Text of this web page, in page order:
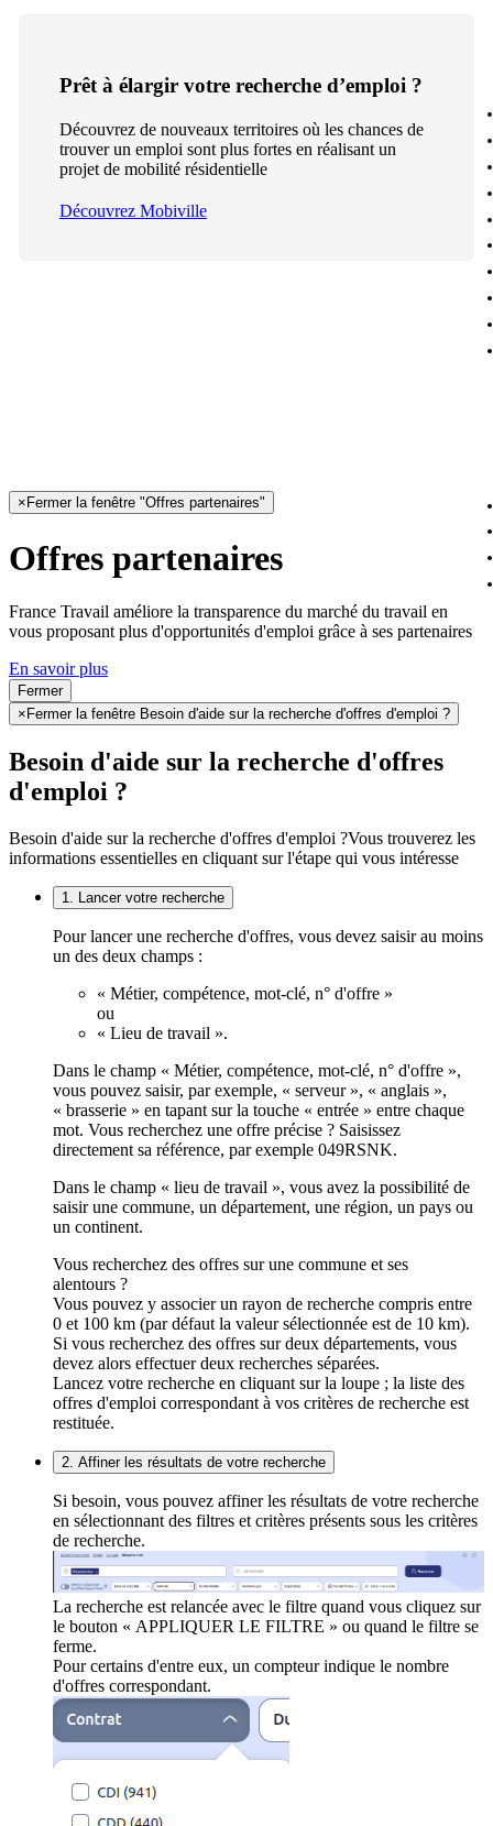
Prêt à élargir votre recherche d’emploi ?
Découvrez de nouveaux territoires où les chances de
trouver un emploi sont plus fortes en réalisant un
projet de mobilité résidentielle
Découvrez Mobiville
× Fermer la fenêtre "Offres partenaires"
Offres partenaires
France Travail améliore la transparence du marché du travail en
vous proposant plus d'opportunités d'emploi grâce à ses partenaires
En savoir plus
Fermer
× Fermer la fenêtre Besoin d'aide sur la recherche d'offres d'emploi ?
Besoin d'aide sur la recherche d'offres
d'emploi ?
Besoin d'aide sur la recherche d'offres d'emploi ?Vous trouverez les
informations essentielles en cliquant sur l'étape qui vous intéresse
1. Lancer votre recherche
Pour lancer une recherche d'offres, vous devez saisir au moins
un des deux champs :
« Métier, compétence, mot-clé, n° d'offre »
ou
« Lieu de travail ».
Dans le champ « Métier, compétence, mot-clé, n° d'offre »,
vous pouvez saisir, par exemple, « serveur », « anglais »,
« brasserie » en tapant sur la touche « entrée » entre chaque
mot. Vous recherchez une offre précise ? Saisissez
directement sa référence, par exemple 049RSNK.
Dans le champ « lieu de travail », vous avez la possibilité de
saisir une commune, un département, une région, un pays ou
un continent.
Vous recherchez des offres sur une commune et ses
alentours ?
Vous pouvez y associer un rayon de recherche compris entre
0 et 100 km (par défaut la valeur sélectionnée est de 10 km).
Si vous recherchez des offres sur deux départements, vous
devez alors effectuer deux recherches séparées.
Lancez votre recherche en cliquant sur la loupe ; la liste des
offres d'emploi correspondant à vos critères de recherche est
restituée.
2. Affiner les résultats de votre recherche
Si besoin, vous pouvez affiner les résultats de votre recherche
en sélectionnant des filtres et critères présents sous les critères
de recherche.
La recherche est relancée avec le filtre quand vous cliquez sur
le bouton « APPLIQUER LE FILTRE » ou quand le filtre se
ferme.
Pour certains d'entre eux, un compteur indique le nombre
d'offres correspondant.